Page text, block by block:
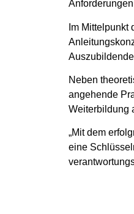
Im
Neben
angehende
Weiterbildung
„Mit dem
eine